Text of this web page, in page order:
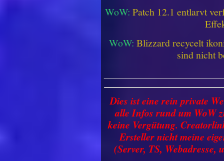
WoW: Patch 12.1 entlarvt
WoW: Blizzard recycelt
sind nicht
Dies ist eine rein private
alle Infos rund um WoW
keine Vergütung.
Ersteller nicht meine
(Server, TS, Webadresse,